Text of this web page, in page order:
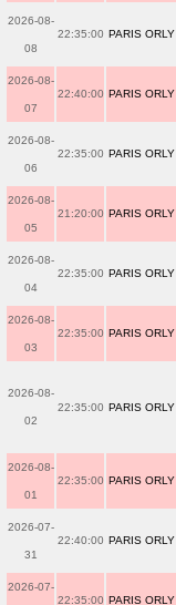
2026-08-
08
22:35:00 PARIS ORLY
2026-08-
07
22:40:00 PARIS ORLY
2026-08-
06
22:35:00 PARIS ORLY
2026-08-
05
21:20:00 PARIS ORLY
2026-08-
04
22:35:00 PARIS ORLY
2026-08-
03
22:35:00 PARIS ORLY
2026-08-
02
22:35:00 PARIS ORLY
2026-08-
01
22:35:00 PARIS ORLY
2026-07-
31
22:40:00 PARIS ORLY
2026-07-
22:35:00 PARIS ORLY